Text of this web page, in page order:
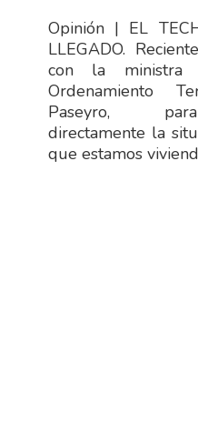
Opinión | EL
LLEGADO.
con la ministra
Ordenamiento
Paseyro,
directamente la
que estamos